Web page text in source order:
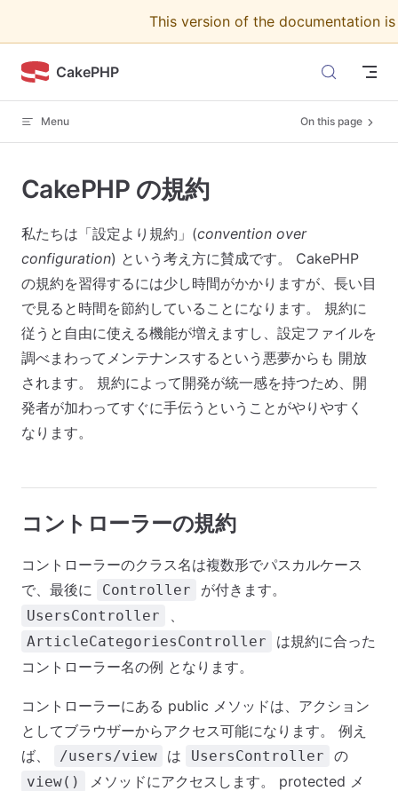
This version of the documentation
CakePHP
Menu On this page
CakePHP の規約
私たちは「設定より規約」(convention over
configuration) という考え方に賛成です。 CakePHP
の規約を習得するには少し時間がかかりますが、長い目
で見ると時間を節約していることになります。 規約に
従うと自由に使える機能が増えますし、設定ファイルを
調べまわってメンテナンスするという悪夢からも 開放
されます。 規約によって開発が統一感を持つため、開
発者が加わってすぐに手伝うということがやりやすく
なります。
コントローラーの規約
コントローラーのクラス名は複数形でパスカルケース
で、最後に
Controller が付きます。
UsersController 、
ArticleCategoriesController
は規約に合った
コントローラー名の例 となります。
コントローラーにある public メソッドは、アクション
としてブラウザーからアクセス可能になります。 例え
ば、
/users/view は UsersController の
view()
メソッドにアクセスします。 protected メ